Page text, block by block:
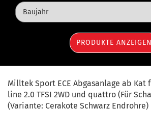
Milltek Sport ECE Abgasanlage ab Kat
line 2.0 TFSI 2WD und quattro (Für
(Variante: Cerakote Schwarz Endrohre)